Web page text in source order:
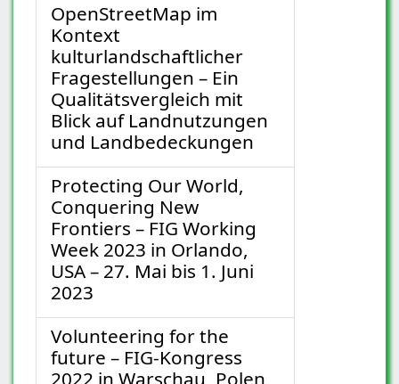
OpenStreetMap im
Kontext
kulturlandschaftlicher
Fragestellungen – Ein
Qualitätsvergleich mit
Blick auf Landnutzungen
und Landbedeckungen
Protecting Our World,
Conquering New
Frontiers – FIG Working
Week 2023 in Orlando,
USA – 27. Mai bis 1. Juni
2023
Volunteering for the
future – FIG-Kongress
2022 in Warschau, Polen,